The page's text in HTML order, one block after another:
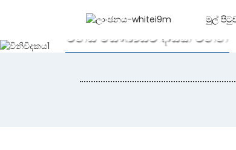
මුල්
යසින්
මිනිස් සෞඛ්‍යයට දායක වන්න